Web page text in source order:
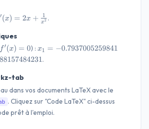
′(x) = 2x + x2
1 .
f'(x)=0
f′(x) = 0) : x_{1}=-0.7937005259841
x1 = −0.7937005259841
.
tab
dans vos documents LaTeX avec le
. Cliquez sur "Code LaTeX" ci-dessus
prêt à l'emploi.